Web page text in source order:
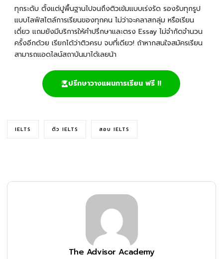
ทุกระดับ ตั้งแต่ปูพื้นฐานไปจนถึงติวเข้มแบบเร่งรัด รองรับทุกรูป
แบบไลฟ์สไตล์การเรียนของทุกคน ไม่ว่าจะคลาสกลุ่ม หรือเรียน
เดี่ยว แถมยังมีบริการให้คำปรึกษาและตรง Essay ไม่จำกัดจำนวน
ครั้งอีกด้วย เรียกได้ว่าติวครบ จบที่เดียว! ถ้าหากสนใจสมัครเรียน
สามารถแอดไลน์สถาบันมาได้เลยน้า
ปรึกษาวางแผนการเรียน ฟรี !!
IELTS ติว IELTS สอบ IELTS
The Advisor Academy